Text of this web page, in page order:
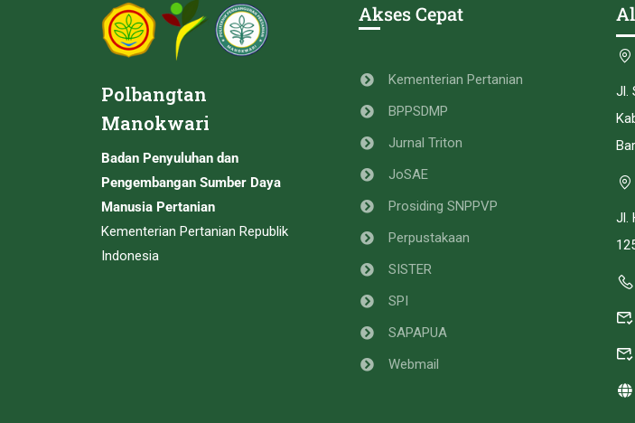
Polbangtan
Manokwari
Badan Penyuluhan dan
Pengembangan Sumber Daya
Manusia Pertanian
Kementerian Pertanian Republik
Indonesia
Akses Cepat
Kementerian Pertanian
BPPSDMP
Jurnal Triton
JoSAE
Prosiding SNPPVP
Perpustakaan
SISTER
SPI
SAPAPUA
Webmail
Jl.
Jl.